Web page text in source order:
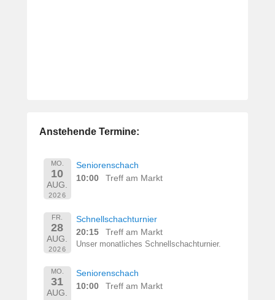
Anstehende Termine:
MO.
10
AUG.
2026
Seniorenschach
10:00
Treff am Markt
FR.
28
AUG.
2026
Schnellschachturnier
20:15
Treff am Markt
Unser monatliches Schnellschachturnier.
MO.
31
AUG.
Seniorenschach
10:00
Treff am Markt